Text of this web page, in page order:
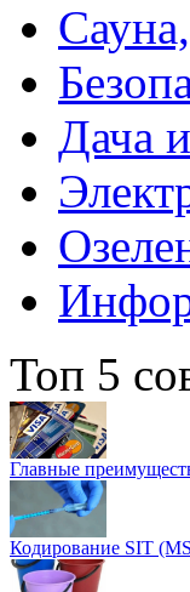
Дача
Топ 5
Главные
Кодирование SIT